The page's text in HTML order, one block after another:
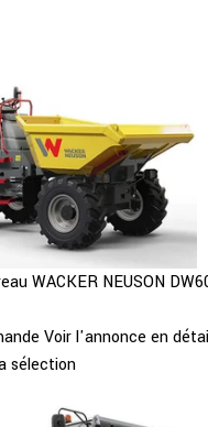
WACKER NEUSON
Voir l'annonce en
sélection